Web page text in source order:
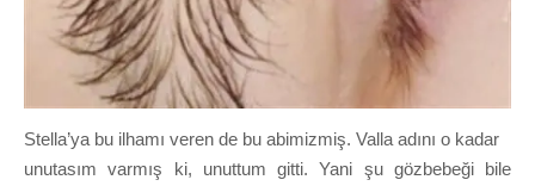
Stella’ya bu ilhamı veren de bu abimizmiş. Valla adını o kadar
unutasım varmış ki, unuttum gitti. Yani şu gözbebeği bile